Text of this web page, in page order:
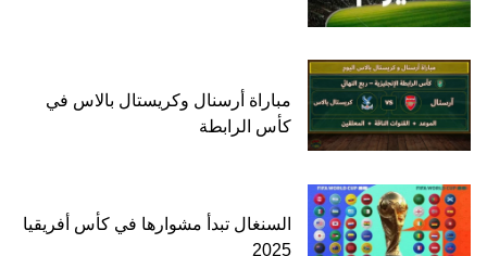
مباراة أرسنال وكريستال بالاس في
كأس الرابطة
السنغال تبدأ مشوارها في كأس أفريقيا
2025